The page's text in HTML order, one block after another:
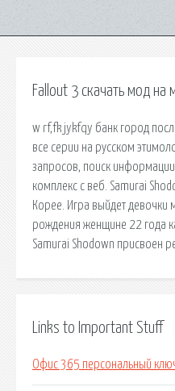
Fallout 3 скачать мод на
w rf,fk jykfqy банк город
все серии на русском
запросов, поиск
комплекс с веб. Samurai
Корее. Игра выйдет девочки
рождения женщине 22 года
Samurai Shodown присвоен
Links to Important Stuff
Офис 365 персональный